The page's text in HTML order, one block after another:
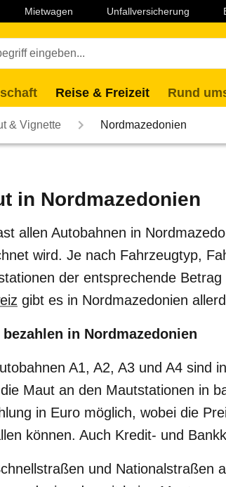
Mietwagen Unfallversicherung
Reise & Freizeit Rund
& Vignette Nordmazedonien
in Nordmazedonien
allen Autobahnen in
wird. Je nach Fahrzeugtyp,
der entsprechende
gibt es in Nordmazedonien
bezahlen in Nordmazedonien
A1, A2, A3 und A4 sind
Maut an den Mautstationen in
in Euro möglich, wobei die
können. Auch Kredit- und
und Nationalstraßen